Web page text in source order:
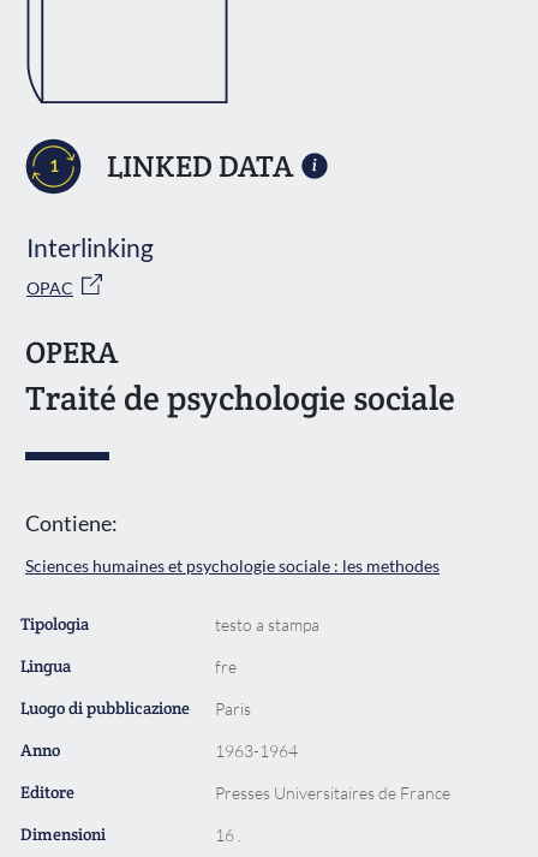
1 LINKED DATA
Interlinking
OPAC
OPERA
Traité de psychologie sociale
Contiene:
Sciences humaines et psychologie sociale : les methodes
Tipologia testo a stampa
Lingua fre
Luogo di pubblicazione Paris
Anno 1963-1964
Editore Presses Universitaires de France
Dimensioni 16 .